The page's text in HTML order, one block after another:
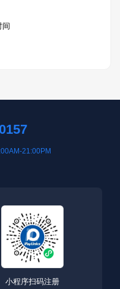
间
21:00PM
小程序扫码注册